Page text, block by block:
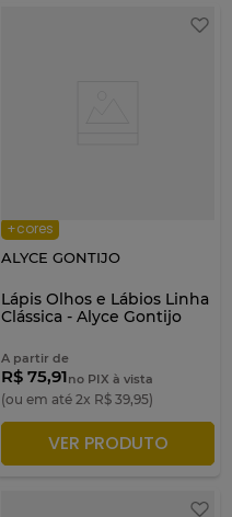
+cores
ALYCE GONTIJO
Lápis Olhos e Lábios Linha
Clássica - Alyce Gontijo
A partir de
R$ 75,91no PIX à vista
(ou em até 2x R$ 39,95)
ADICIONAR À SACOLA
VER PRODUTO